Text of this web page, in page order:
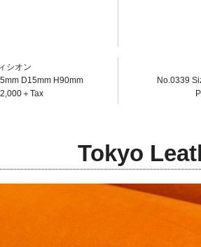
シオン
D15mm H90mm
＋Tax
No.0339
Tokyo